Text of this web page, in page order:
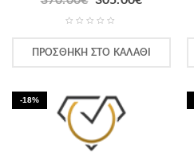
ΠΡΟΣΘΉΚΗ ΣΤΟ ΚΑΛΆΘΙ
-18%